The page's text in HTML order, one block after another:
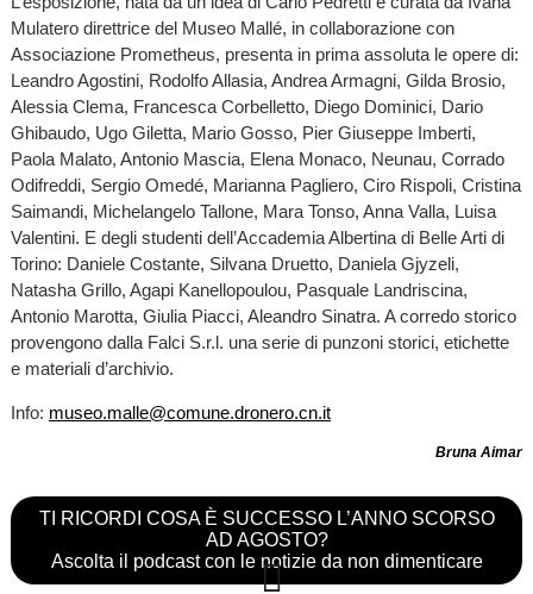
Mulatero direttrice del Museo Mallé, in collaborazione con
Associazione Prometheus, presenta in prima assoluta le opere di:
Leandro Agostini, Rodolfo Allasia, Andrea Armagni, Gilda Brosio,
Alessia Clema, Francesca Corbelletto, Diego Dominici, Dario
Ghibaudo, Ugo Giletta, Mario Gosso, Pier Giuseppe Imberti,
Paola Malato, Antonio Mascia, Elena Monaco, Neunau, Corrado
Odifreddi, Sergio Omedé, Marianna Pagliero, Ciro Rispoli, Cristina
Saimandi, Michelangelo Tallone, Mara Tonso, Anna Valla, Luisa
Valentini. E degli studenti dell’Accademia Albertina di Belle Arti di
Torino: Daniele Costante, Silvana Druetto, Daniela Gjyzeli,
Natasha Grillo, Agapi Kanellopoulou, Pasquale Landriscina,
Antonio Marotta, Giulia Piacci, Aleandro Sinatra. A corredo storico
provengono dalla Falci S.r.l. una serie di punzoni storici, etichette
e materiali d’archivio.
Info: museo.malle@comune.dronero.cn.it
Bruna Aimar
TI RICORDI COSA È SUCCESSO L’ANNO SCORSO
AD AGOSTO?
Ascolta il podcast con le notizie da non dimenticare